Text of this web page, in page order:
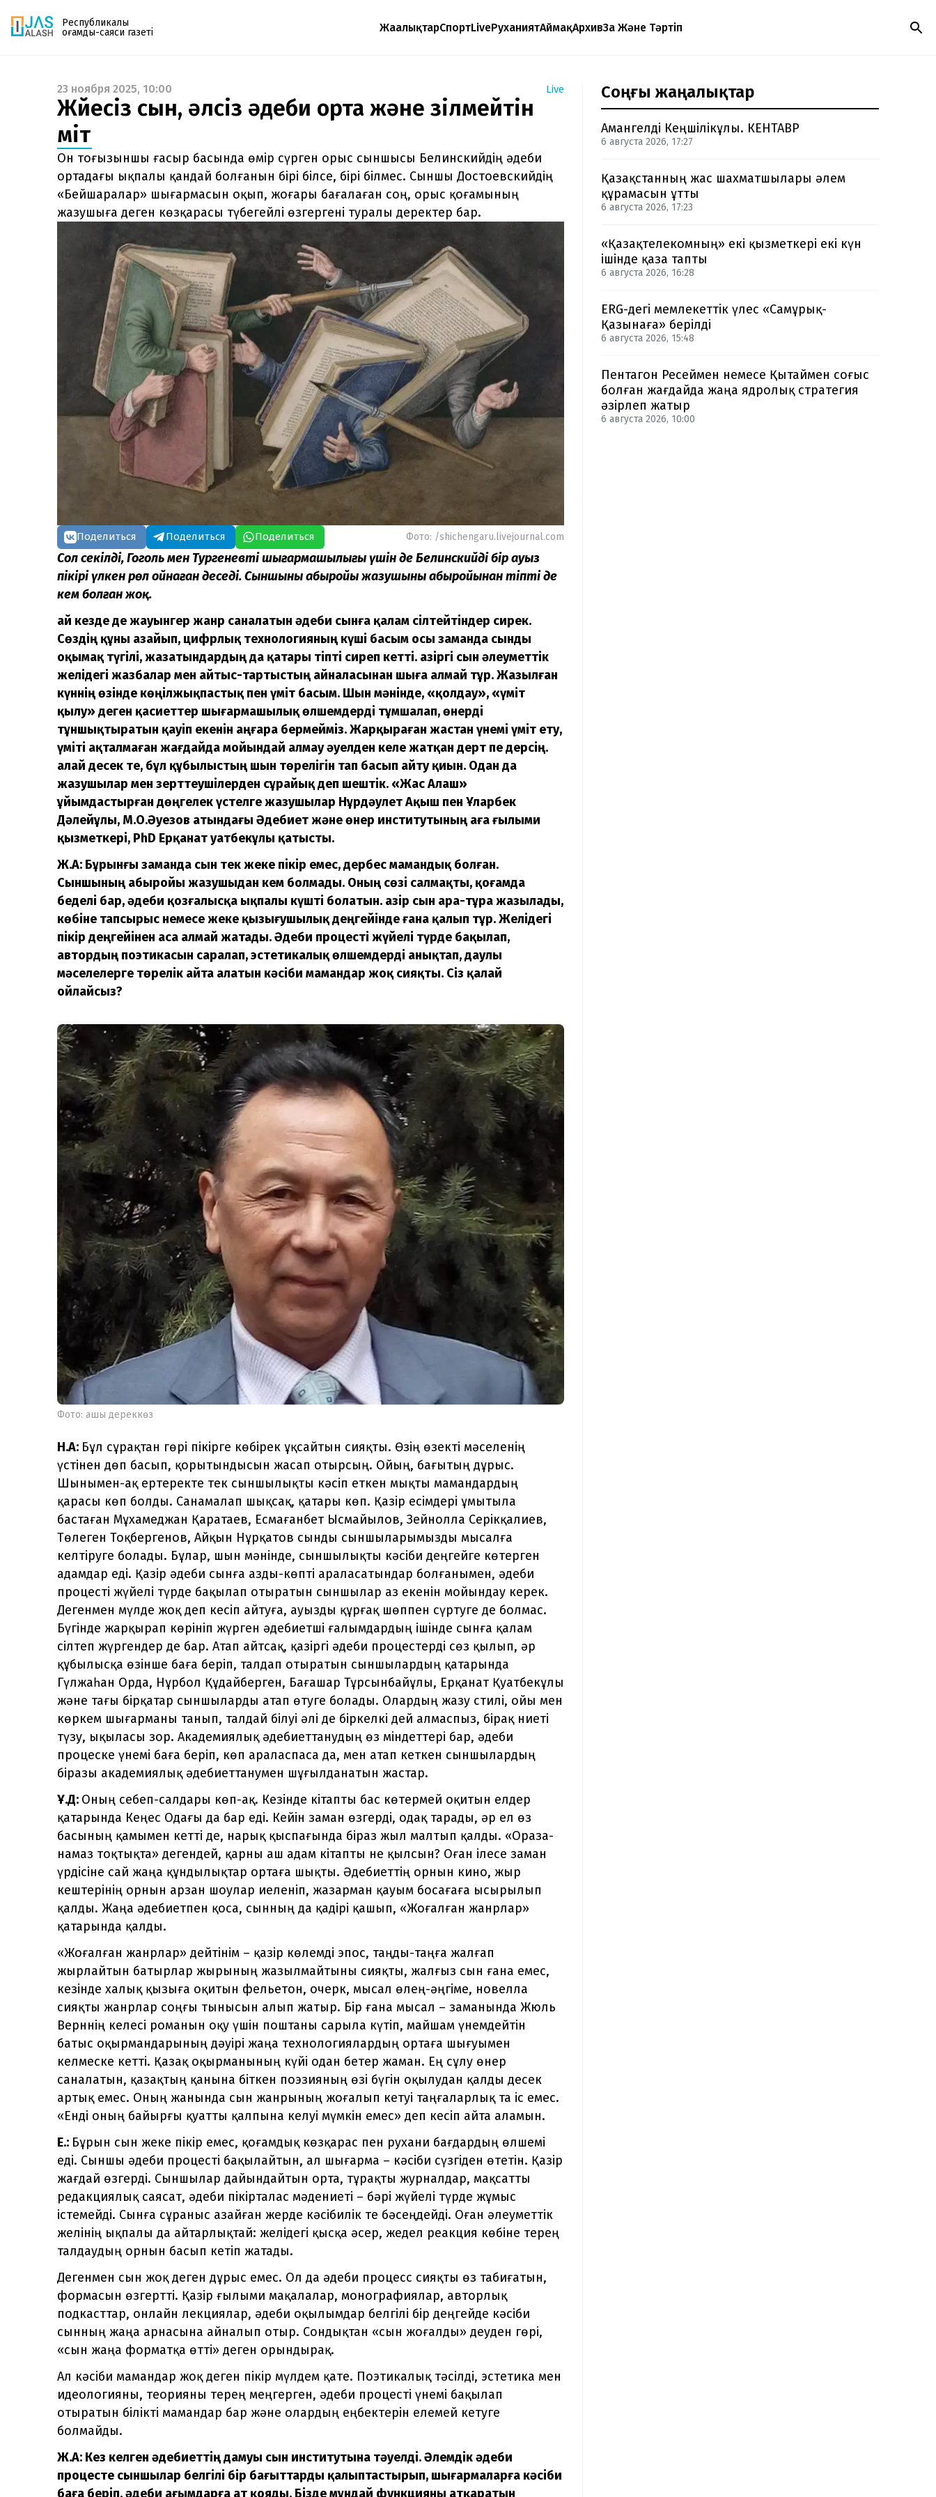
Республикалық
қоғамдық-саяси газеті
ЖаңалықтарСпортLiveРуханиятАймақАрхивЗаң Және Тәртіп
Газетке жазылу
PDF форматтағы газетті ай сайын электронды
поштаңызға алып отырыңыз. Жаңа нөмір
шыққан сәтте сізге бірден жіберіледі. Тек email
енгізіңіз, біз қалғанын өзіміз жібереміз.
23 ноября 2025, 10:00 Live
Жүйесіз сын, әлсіз әдеби орта және үзілмейтін
үміт
Он тоғызыншы ғасыр басында өмір сүрген орыс сыншысы Белинскийдің әдеби
ортадағы ықпалы қандай болғанын бірі білсе, бірі білмес. Сыншы Достоевскийдің
«Бейшаралар» шығармасын оқып, жоғары бағалаған соң, орыс қоғамының
жазушыға деген көзқарасы түбегейлі өзгергені туралы деректер бар.
Поделиться Поделиться Поделиться Фото: /shichengaru.livejournal.com
Сол секілді, Гоголь мен Тургеневтің шығармашылығы үшін де Белинскийдің бір ауыз
пікірі үлкен рөл ойнаған деседі. Сыншының абыройы жазушының абыройынан тіпті де
кем болған жоқ.
Қай кезде де жауынгер жанр саналатын әдеби сынға қалам сілтейтіндер сирек.
Сөздің құны азайып, цифрлық технологияның күші басым осы заманда сынды
оқымақ түгілі, жазатындардың да қатары тіпті сиреп кетті. Қазіргі сын әлеуметтік
желідегі жазбалар мен айтыс-тартыстың айналасынан шыға алмай тұр. Жазылған
күннің өзінде көңілжықпастық пен үміт басым. Шын мәнінде, «қолдау», «үміт
қылу» деген қасиеттер шығармашылық өлшемдерді тұмшалап, өнерді
тұншықтыратын қауіп екенін аңғара бермейміз. Жарқыраған жастан үнемі үміт ету,
үміті ақталмаған жағдайда мойындай алмау әуелден келе жатқан дерт пе дерсің.
Қалай десек те, бұл құбылыстың шын төрелігін тап басып айту қиын. Одан да
жазушылар мен зерттеушілерден сұрайық деп шештік. «Жас Алаш»
ұйымдастырған дөңгелек үстелге жазушылар Нұрдәулет Ақыш пен Ұларбек
Дәлейұлы, М.О.Әуезов атындағы Әдебиет және өнер институтының аға ғылыми
қызметкері, PhD Ерқанат Қуатбекұлы қатысты.
Ж.А: Бұрынғы заманда сын тек жеке пікір емес, дербес мамандық болған.
Сыншының абыройы жазушыдан кем болмады. Оның сөзі салмақты, қоғамда
беделі бар, әдеби қозғалысқа ықпалы күшті болатын. Қазір сын ара-тұра жазылады,
көбіне тапсырыс немесе жеке қызығушылық деңгейінде ғана қалып тұр. Желідегі
пікір деңгейінен аса алмай жатады. Әдеби процесті жүйелі түрде бақылап,
автордың поэтикасын саралап, эстетикалық өлшемдерді анықтап, даулы
мәселелерге төрелік айта алатын кәсіби мамандар жоқ сияқты. Сіз қалай
ойлайсыз?
Фото: ашық дереккөз
Н.А: Бұл сұрақтан гөрі пікірге көбірек ұқсайтын сияқты. Өзің өзекті мәселенің
үстінен дөп басып, қорытындысын жасап отырсың. Ойың, бағытың дұрыс.
Шынымен-ақ ертеректе тек сыншылықты кәсіп еткен мықты мамандардың
қарасы көп болды. Санамалап шықсақ, қатары көп. Қазір есімдері ұмытыла
бастаған Мұхамеджан Қаратаев, Есмағанбет Ысмайылов, Зейнолла Серікқалиев,
Төлеген Тоқбергенов, Айқын Нұрқатов сынды сыншыларымызды мысалға
келтіруге болады. Бұлар, шын мәнінде, сыншылықты кәсіби деңгейге көтерген
адамдар еді. Қазір әдеби сынға азды-көпті араласатындар болғанымен, әдеби
процесті жүйелі түрде бақылап отыратын сыншылар аз екенін мойындау керек.
Дегенмен мүлде жоқ деп кесіп айтуға, ауызды құрғақ шөппен сүртуге де болмас.
Бүгінде жарқырап көрініп жүрген әдебиетші ғалымдардың ішінде сынға қалам
сілтеп жүргендер де бар. Атап айтсақ, қазіргі әдеби процестерді сөз қылып, әр
құбылысқа өзінше баға беріп, талдап отыратын сыншылардың қатарында
Гүлжаһан Орда, Нұрбол Құдайберген, Бағашар Тұрсынбайұлы, Ерқанат Қуатбекұлы
және тағы бірқатар сыншыларды атап өтуге болады. Олардың жазу стилі, ойы мен
көркем шығарманы танып, талдай білуі әлі де біркелкі дей алмаспыз, бірақ ниеті
түзу, ықыласы зор. Академиялық әдебиеттанудың өз міндеттері бар, әдеби
процеске үнемі баға беріп, көп араласпаса да, мен атап кеткен сыншылардың
біразы академиялық әдебиеттанумен шұғылданатын жастар.
Ұ.Д: Оның себеп-салдары көп-ақ. Кезінде кітапты бас көтермей оқитын елдер
қатарында Кеңес Одағы да бар еді. Кейін заман өзгерді, одақ тарады, әр ел өз
басының қамымен кетті де, нарық қыспағында біраз жыл малтып қалды. «Ораза-
намаз тоқтықта» дегендей, қарны аш адам кітапты не қылсын? Оған ілесе заман
үрдісіне сай жаңа құндылықтар ортаға шықты. Әдебиеттің орнын кино, жыр
кештерінің орнын арзан шоулар иеленіп, жазарман қауым босағаға ысырылып
қалды. Жаңа әдебиетпен қоса, сынның да қадірі қашып, «Жоғалған жанрлар»
қатарында қалды.
«Жоғалған жанрлар» дейтінім – қазір көлемді эпос, таңды-таңға жалғап
жырлайтын батырлар жырының жазылмайтыны сияқты, жалғыз сын ғана емес,
кезінде халық қызыға оқитын фельетон, очерк, мысал өлең-әңгіме, новелла
сияқты жанрлар соңғы тынысын алып жатыр. Бір ғана мысал – заманында Жюль
Верннің келесі романын оқу үшін поштаны сарыла күтіп, майшам үнемдейтін
батыс оқырмандарының дәуірі жаңа технологиялардың ортаға шығуымен
келмеске кетті. Қазақ оқырманының күйі одан бетер жаман. Ең сұлу өнер
саналатын, қазақтың қанына біткен поэзияның өзі бүгін оқылудан қалды десек
артық емес. Оның жанында сын жанрының жоғалып кетуі таңғаларлық та іс емес.
«Енді оның байырғы қуатты қалпына келуі мүмкін емес» деп кесіп айта аламын.
Е.Қ: Бұрын сын жеке пікір емес, қоғамдық көзқарас пен рухани бағдардың өлшемі
еді. Сыншы әдеби процесті бақылайтын, ал шығарма – кәсіби сүзгіден өтетін. Қазір
жағдай өзгерді. Сыншылар дайындайтын орта, тұрақты журналдар, мақсатты
редакциялық саясат, әдеби пікірталас мәдениеті – бәрі жүйелі түрде жұмыс
істемейді. Сынға сұраныс азайған жерде кәсібилік те бәсеңдейді. Оған әлеуметтік
желінің ықпалы да айтарлықтай: желідегі қысқа әсер, жедел реакция көбіне терең
талдаудың орнын басып кетіп жатады.
Дегенмен сын жоқ деген дұрыс емес. Ол да әдеби процесс сияқты өз табиғатын,
формасын өзгертті. Қазір ғылыми мақалалар, монографиялар, авторлық
подкасттар, онлайн лекциялар, әдеби оқылымдар белгілі бір деңгейде кәсіби
сынның жаңа арнасына айналып отыр. Сондықтан «сын жоғалды» деуден гөрі,
«сын жаңа форматқа өтті» деген орындырақ.
Ал кәсіби мамандар жоқ деген пікір мүлдем қате. Поэтикалық тәсілді, эстетика мен
идеологияны, теорияны терең меңгерген, әдеби процесті үнемі бақылап
отыратын білікті мамандар бар және олардың еңбектерін елемей кетуге
болмайды.
Ж.А: Кез келген әдебиеттің дамуы сын институтына тәуелді. Әлемдік әдеби
процесте сыншылар белгілі бір бағыттарды қалыптастырып, шығармаларға кәсіби
баға беріп, әдеби ағымдарға ат қояды. Бізде мұндай функцияны атқаратын
Соңғы жаңалықтар
Амангелді Кеңшілікұлы. КЕНТАВР
6 августа 2026, 17:27
Қазақстанның жас шахматшылары әлем
құрамасын ұтты
6 августа 2026, 17:23
«Қазақтелекомның» екі қызметкері екі күн
ішінде қаза тапты
6 августа 2026, 16:28
ERG-дегі мемлекеттік үлес «Самұрық-
Қазынаға» берілді
6 августа 2026, 15:48
Пентагон Ресеймен немесе Қытаймен соғыс
болған жағдайда жаңа ядролық стратегия
әзірлеп жатыр
6 августа 2026, 10:00